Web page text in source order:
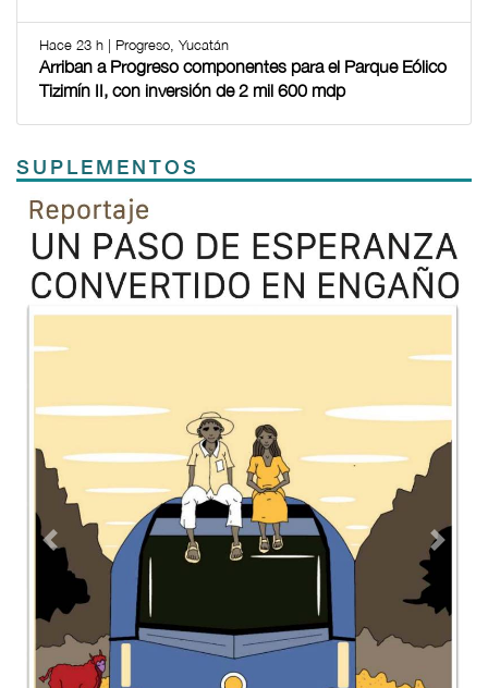
Hace 23 h | Progreso, Yucatán
Arriban a Progreso componentes para el Parque Eólico
Tizimín II, con inversión de 2 mil 600 mdp
SUPLEMENTOS
Previous Next